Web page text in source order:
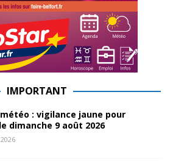
IMPORTANT
: vigilance jaune pour
dimanche 9 août 2026